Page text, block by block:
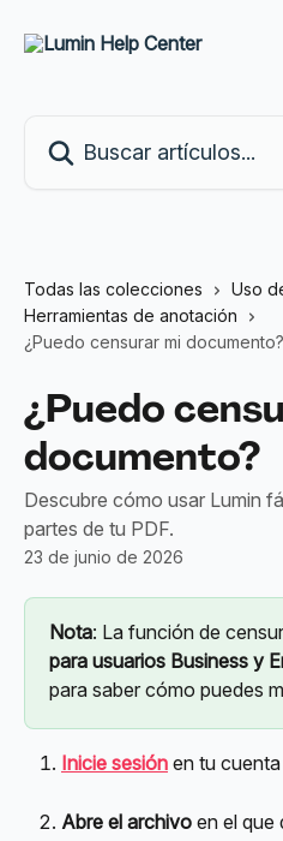
Todas las colecciones
Uso
Herramientas de anotación
¿Puedo censurar mi documento?
¿Puedo
documento?
Descubre cómo usar Lumin
partes de tu PDF.
23 de junio de 2026
Nota: La función de
para usuarios Business y
para saber cómo puedes
Inicie sesión en tu
Abre el archivo en el que